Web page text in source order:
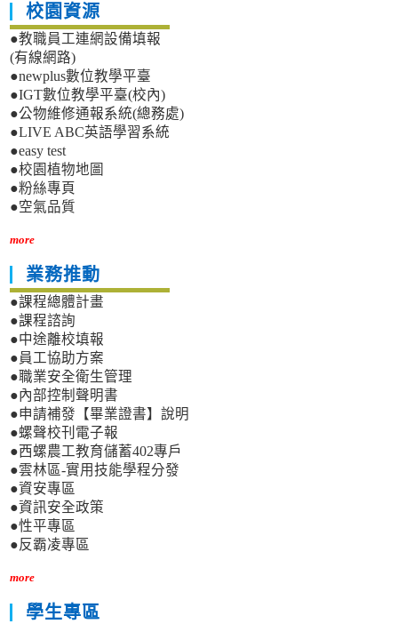
校園資源
●教職員工連網設備填報
(有線網路)
●newplus數位教學平臺
●IGT數位教學平臺(校內)
●公物維修通報系統(總務處)
●LIVE ABC英語學習系統
●easy test
●校園植物地圖
●粉絲專頁
●空氣品質
more
業務推動
●課程總體計畫
●課程諮詢
●中途離校填報
●員工協助方案
●職業安全衛生管理
●內部控制聲明書
●申請補發【畢業證書】說明
●螺聲校刊電子報
●西螺農工教育儲蓄402專戶
●雲林區-實用技能學程分發
●資安專區
●資訊安全政策
●性平專區
●反霸凌專區
more
學生專區